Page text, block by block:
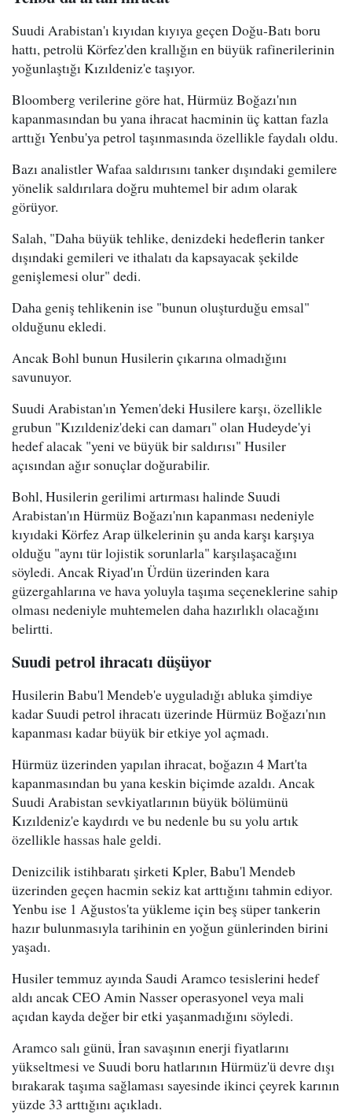
Suudi Arabistan'ı kıyıdan kıyıya geçen Doğu-Batı boru
hattı, petrolü Körfez'den krallığın en büyük rafinerilerinin
yoğunlaştığı Kızıldeniz'e taşıyor.
Bloomberg verilerine göre hat, Hürmüz Boğazı'nın
kapanmasından bu yana ihracat hacminin üç kattan fazla
arttığı Yenbu'ya petrol taşınmasında özellikle faydalı oldu.
Bazı analistler Wafaa saldırısını tanker dışındaki gemilere
yönelik saldırılara doğru muhtemel bir adım olarak
görüyor.
Salah, "Daha büyük tehlike, denizdeki hedeflerin tanker
dışındaki gemileri ve ithalatı da kapsayacak şekilde
genişlemesi olur" dedi.
Daha geniş tehlikenin ise "bunun oluşturduğu emsal"
olduğunu ekledi.
Ancak Bohl bunun Husilerin çıkarına olmadığını
savunuyor.
Suudi Arabistan'ın Yemen'deki Husilere karşı, özellikle
grubun "Kızıldeniz'deki can damarı" olan Hudeyde'yi
hedef alacak "yeni ve büyük bir saldırısı" Husiler
açısından ağır sonuçlar doğurabilir.
Bohl, Husilerin gerilimi artırması halinde Suudi
Arabistan'ın Hürmüz Boğazı'nın kapanması nedeniyle
kıyıdaki Körfez Arap ülkelerinin şu anda karşı karşıya
olduğu "aynı tür lojistik sorunlarla" karşılaşacağını
söyledi. Ancak Riyad'ın Ürdün üzerinden kara
güzergahlarına ve hava yoluyla taşıma seçeneklerine sahip
olması nedeniyle muhtemelen daha hazırlıklı olacağını
belirtti.
Suudi petrol ihracatı düşüyor
Husilerin Babu'l Mendeb'e uyguladığı abluka şimdiye
kadar Suudi petrol ihracatı üzerinde Hürmüz Boğazı'nın
kapanması kadar büyük bir etkiye yol açmadı.
Hürmüz üzerinden yapılan ihracat, boğazın 4 Mart'ta
kapanmasından bu yana keskin biçimde azaldı. Ancak
Suudi Arabistan sevkiyatlarının büyük bölümünü
Kızıldeniz'e kaydırdı ve bu nedenle bu su yolu artık
özellikle hassas hale geldi.
Denizcilik istihbaratı şirketi Kpler, Babu'l Mendeb
üzerinden geçen hacmin sekiz kat arttığını tahmin ediyor.
Yenbu ise 1 Ağustos'ta yükleme için beş süper tankerin
hazır bulunmasıyla tarihinin en yoğun günlerinden birini
yaşadı.
Husiler temmuz ayında Saudi Aramco tesislerini hedef
aldı ancak CEO Amin Nasser operasyonel veya mali
açıdan kayda değer bir etki yaşanmadığını söyledi.
Aramco salı günü, İran savaşının enerji fiyatlarını
yükseltmesi ve Suudi boru hatlarının Hürmüz'ü devre dışı
bırakarak taşıma sağlaması sayesinde ikinci çeyrek karının
yüzde 33 arttığını açıkladı.